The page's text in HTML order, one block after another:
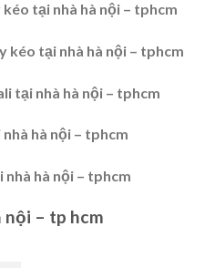
tại nhà hà nội – tphcm
kéo tại nhà hà nội – tphcm
tại nhà hà nội – tphcm
hà nội – tphcm
hà nội – tphcm
– tp hcm